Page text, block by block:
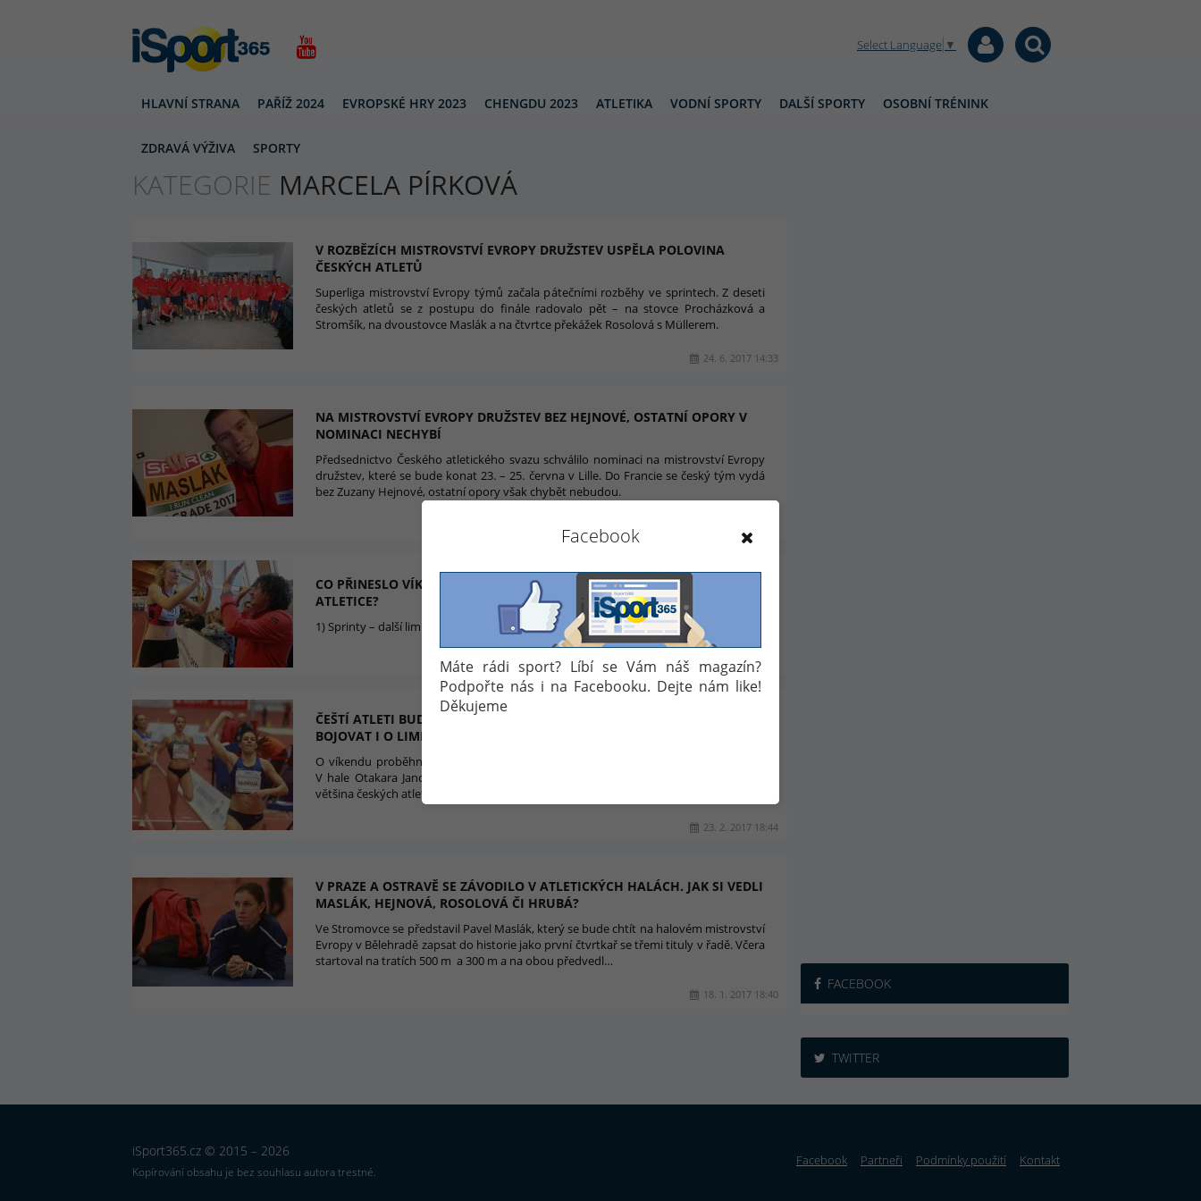
Select Language ▼
HLAVNÍ STRANA PAŘÍŽ 2024 EVROPSKÉ HRY 2023 CHENGDU 2023 ATLETIKA VODNÍ SPORTY DALŠÍ SPORTY OSOBNÍ TRÉNINK
ZDRAVÁ VÝŽIVA SPORTY
MARCELA PÍRKOVÁ
KATEGORIE MARCELA PÍRKOVÁ
V ROZBĚZÍCH MISTROVSTVÍ EVROPY DRUŽSTEV USPĚLA POLOVINA
ČESKÝCH ATLETŮ
Superliga mistrovství Evropy týmů začala pátečními rozběhy ve sprintech. Z deseti
českých atletů se z postupu do finále radovalo pět – na stovce Procházková a
Stromšík, na dvoustovce Maslák a na čtvrtce překážek Rosolová s Müllerem.
24. 6. 2017 14:33
NA MISTROVSTVÍ EVROPY DRUŽSTEV BEZ HEJNOVÉ, OSTATNÍ OPORY V
NOMINACI NECHYBÍ
Předsednictvo Českého atletického svazu schválilo nominaci na mistrovství Evropy
družstev, které se bude konat 23. – 25. června v Lille. Do Francie se český tým vydá
bez Zuzany Hejnové, ostatní opory však chybět nebudou.
CO PŘINESLO VÍKENDOVÉ HALOVÉ MISTROVSTVÍ REPUBLIKY V
ATLETICE?
1) Sprinty – další limitáři, zajímavé souboje
1. 3. 2017 18:24
ČEŠTÍ ATLETI BUDOU O VÍKENDU NA HALOVÉM MISTROVSTVÍ ČR
BOJOVAT I O LIMITY NA HALOVÝ EVROPSKÝ ŠAMPIONÁT
O víkendu proběhne v pražské Stromovce halové mistrovství republiky v atletice.
V hale Otakara Jandery se představí 390 atletů a mezi nimi nebude chybět drtivá
většina českých atletů, kteří už splnili nominační kritéria pro…
23. 2. 2017 18:44
V PRAZE A OSTRAVĚ SE ZÁVODILO V ATLETICKÝCH HALÁCH. JAK SI VEDLI
MASLÁK, HEJNOVÁ, ROSOLOVÁ ČI HRUBÁ?
Ve Stromovce se představil Pavel Maslák, který se bude chtít na halovém mistrovství
Evropy v Bělehradě zapsat do historie jako první čtvrtkař se třemi tituly v řadě. Včera
startoval na tratích 500 m a 300 m a na obou předvedl…
18. 1. 2017 18:40
FACEBOOK
TWITTER
Facebook Partneři Podmínky použití Kontakt
iSport365.cz © 2015 – 2026
Kopírování obsahu je bez souhlasu autora trestné.
Facebook
Máte rádi sport? Líbí se Vám náš magazín?
Podpořte nás i na Facebooku. Dejte nám like!
Děkujeme